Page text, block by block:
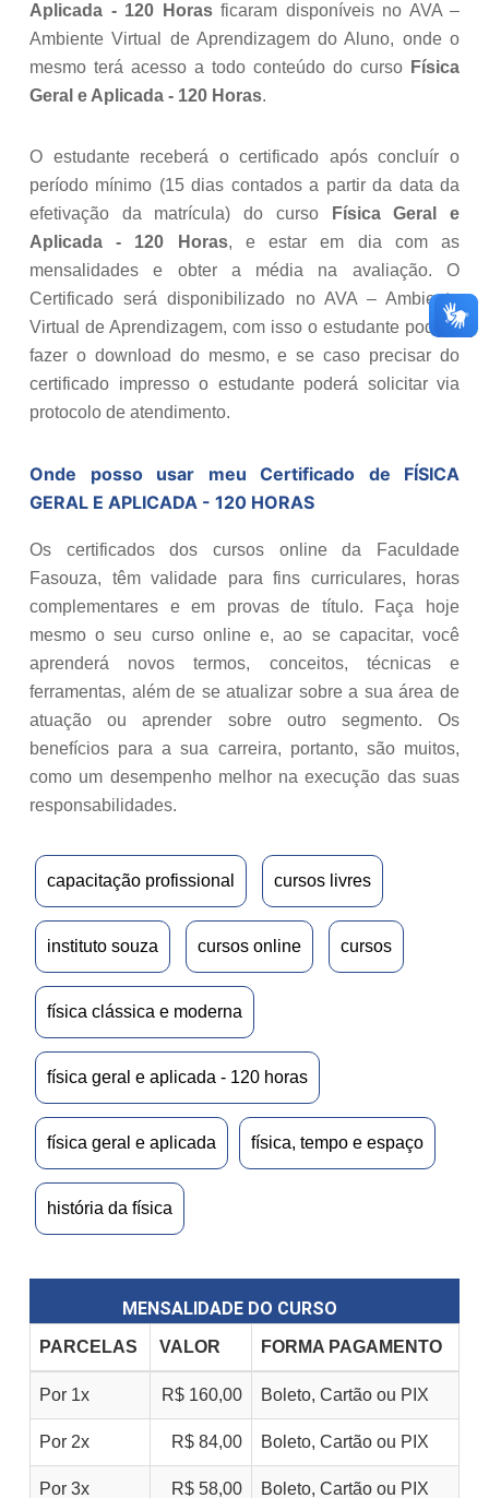
Aplicada - 120 Horasficaram disponíveis no AVA –
Ambiente Virtual de Aprendizagem do Aluno, onde o
mesmo terá acesso a todo conteúdo do curso Física
Geral e Aplicada - 120 Horas.
O estudante receberá o certificado após concluír o
período mínimo (15 dias contados a partir da data da
efetivação da matrícula) do curso
Física Geral e
Aplicada - 120 Horas, e estar em dia com as
mensalidades e obter a média na avaliação. O
Certificado será disponibilizado no AVA – Ambiente
Virtual de Aprendizagem, com isso o estudante poderá
fazer o download do mesmo, e se caso precisar do
certificado impresso o estudante poderá solicitar via
protocolo de atendimento.
Onde posso usar meu Certificado de FÍSICA
GERAL E APLICADA - 120 HORAS
Os certificados dos cursos online da Faculdade
Fasouza, têm validade para fins curriculares, horas
complementares e em provas de título. Faça hoje
mesmo o seu curso online e, ao se capacitar, você
aprenderá novos termos, conceitos, técnicas e
ferramentas, além de se atualizar sobre a sua área de
atuação ou aprender sobre outro segmento. Os
benefícios para a sua carreira, portanto, são muitos,
como um desempenho melhor na execução das suas
responsabilidades.
capacitação profissional cursos livres
instituto souza cursos online cursos
física clássica e moderna
física geral e aplicada - 120 horas
física geral e aplicada física, tempo e espaço
história da física
MENSALIDADE DO CURSO
PARCELAS VALOR FORMA PAGAMENTO
Por 1x R$ 160,00 Boleto, Cartão ou PIX
Por 2x R$ 84,00 Boleto, Cartão ou PIX
Por 3x R$ 58,00 Boleto, Cartão ou PIX